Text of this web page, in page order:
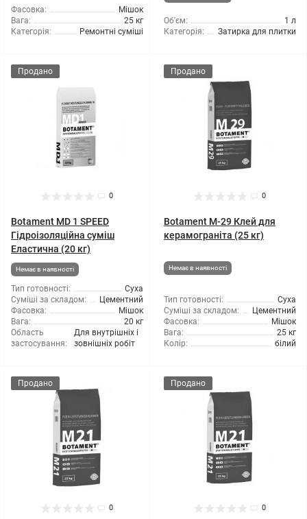
Фасовка:
Мішок
Вага:
25 кг
Категорія:
Ремонтні суміші
Об'єм:
1 л
Категорія:
Затирка для плитки
Продано
0
Botament MD 1 SPEED
Гідроізоляційна суміш
Еластична (20 кг)
Немає в наявності
Тип готовності:
Суха
Суміші за складом:
Цементний
Фасовка:
Мішок
Вага:
20 кг
Область
застосування:
Для внутрішніх і
зовнішніх робіт
Продано
0
Botament M-29 Клей для
керамограніта (25 кг)
Немає в наявності
Тип готовності:
Суха
Суміші за складом:
Цементний
Фасовка:
Мішок
Вага:
25 кг
Колір:
білий
Продано
0
Продано
0